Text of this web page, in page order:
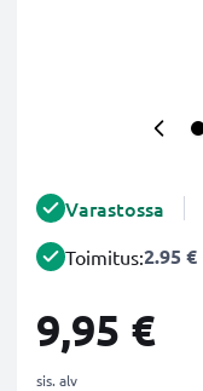
Varastossa
Toimitus:2.95 €
9,95 €
sis. alv